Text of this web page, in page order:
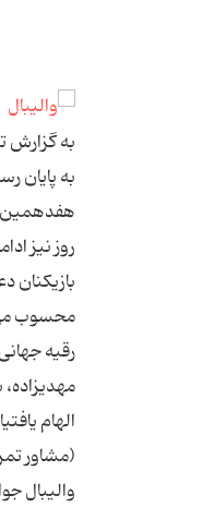
به پایان
روز نیز
بازیکنان
محسوب
رقیه
مهدیزاده،
الهام
(مشاور
والیبال